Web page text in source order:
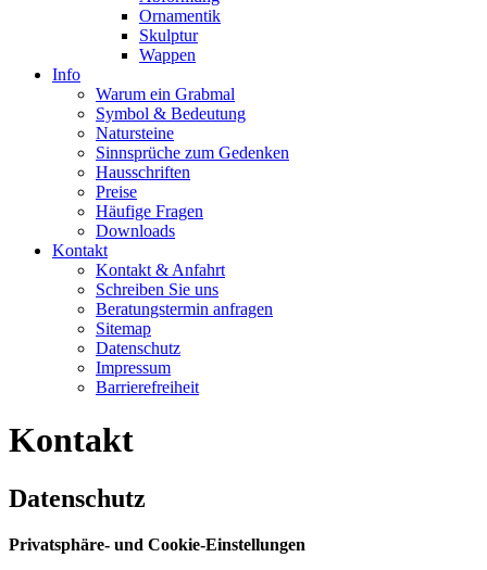
Ornamentik
Skulptur
Wappen
Info
Warum ein Grabmal
Symbol & Bedeutung
Natursteine
Sinnsprüche zum Gedenken
Hausschriften
Preise
Häufige Fragen
Downloads
Kontakt
Kontakt & Anfahrt
Schreiben Sie uns
Beratungstermin anfragen
Sitemap
Datenschutz
Impressum
Barrierefreiheit
Kontakt
Datenschutz
Privatsphäre- und Cookie-Einstellungen